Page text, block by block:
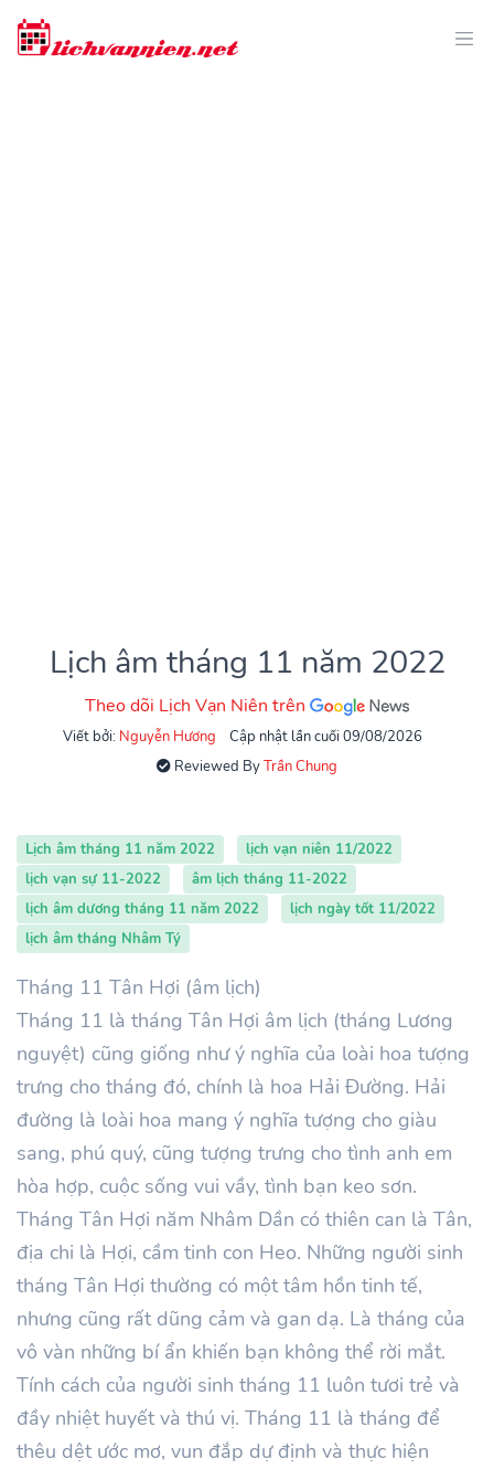
Lịch âm tháng 11 năm 2022
Theo dõi Lịch Vạn Niên trên
Viết bởi: Nguyễn Hương
Cập nhật lần cuối 09/08/2026
Reviewed ByTrần Chung
Lịch âm tháng 11 năm 2022
lịch vạn niên 11/2022
lịch vạn sự 11-2022
âm lịch tháng 11-2022
lịch âm dương tháng 11 năm 2022
lịch ngày tốt 11/2022
lịch âm tháng Nhâm Tý
Tháng 11 Tân Hợi (âm lịch)
Tháng 11 là tháng Tân Hợi âm lịch (tháng Lương
nguyệt) cũng giống như ý nghĩa của loài hoa tượng
trưng cho tháng đó, chính là hoa Hải Đường. Hải
đường là loài hoa mang ý nghĩa tượng cho giàu
sang, phú quý, cũng tượng trưng cho tình anh em
hòa hợp, cuộc sống vui vầy, tình bạn keo sơn.
Tháng Tân Hợi năm Nhâm Dần có thiên can là Tân,
địa chi là Hợi, cầm tinh con Heo. Những người sinh
tháng Tân Hợi thường có một tâm hồn tinh tế,
nhưng cũng rất dũng cảm và gan dạ. Là tháng của
vô vàn những bí ẩn khiến bạn không thể rời mắt.
Tính cách của người sinh tháng 11 luôn tươi trẻ và
đầy nhiệt huyết và thú vị. Tháng 11 là tháng để
thêu dệt ước mơ, vun đắp dự định và thực hiện